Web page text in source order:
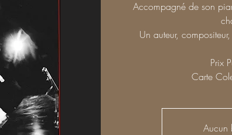
Accompagné de son
Un auteur,
Prix
Carte
Aucun